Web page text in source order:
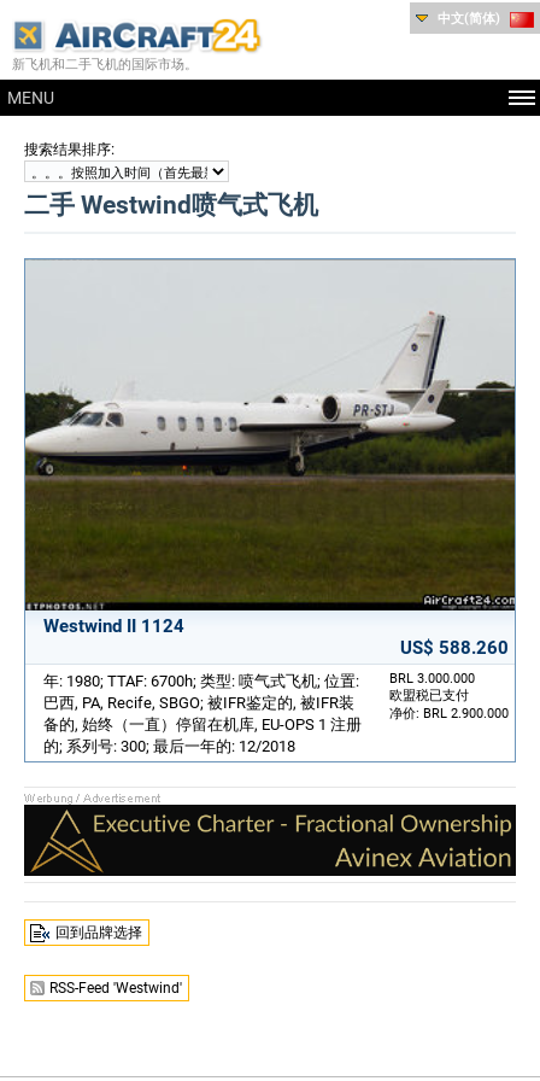
新飞机和二手飞机的国际市场。
MENU
中文(简体)
搜索结果排序:
二手 Westwind喷气式飞机
Westwind II 1124
US$ 588.260
BRL 3.000.000
欧盟税已支付
净价: BRL 2.900.000
年: 1980; TTAF: 6700h; 类型: 喷气式飞机; 位置:
巴西, PA, Recife, SBGO; 被IFR鉴定的, 被IFR装
备的, 始终（一直）停留在机库, EU-OPS 1 注册
的; 系列号: 300; 最后一年的: 12/2018
回到品牌选择
RSS-Feed 'Westwind'